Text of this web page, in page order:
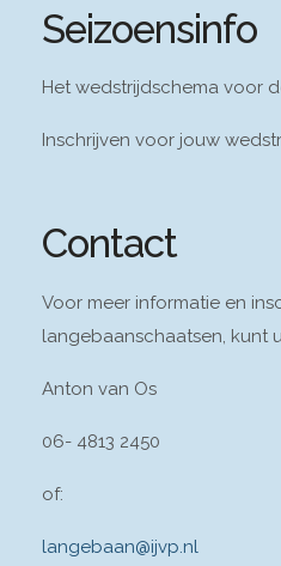
Seizoensinfo
Het wedstrijdschema voor
Inschrijven voor jouw
Contact
Voor meer informatie en
langebaanschaatsen, kunt
Anton van Os
06- 4813 2450
of:
langebaan@ijvp.nl